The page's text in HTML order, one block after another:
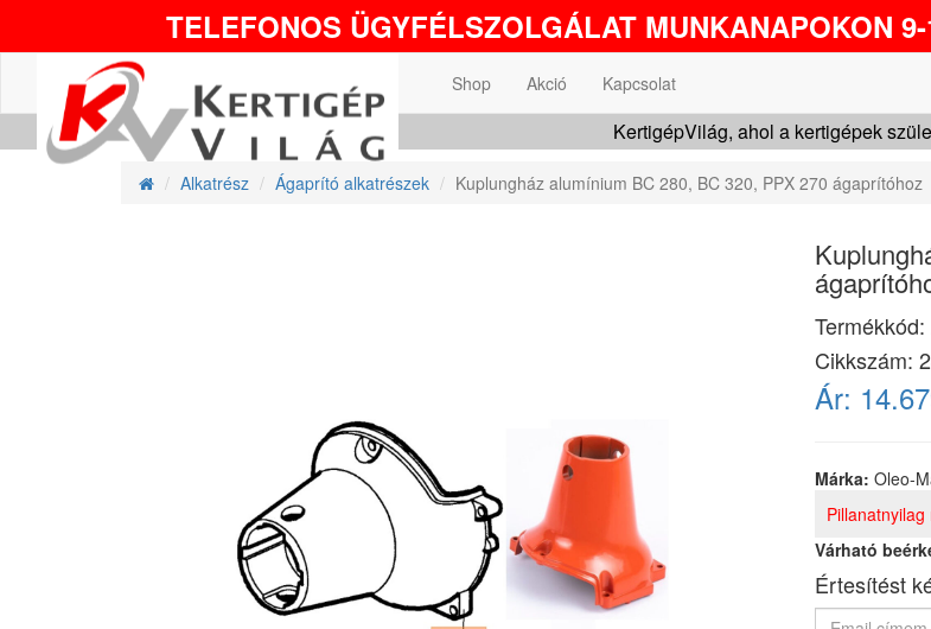
TELEFONOS ÜGYFÉLSZOLGÁLAT MUNKANAPOKON
Shop Akció Kapcsolat
KertigépVilág, ahol a kertigépek
Alkatrész Ágaprító alkatrészek Kuplungház alumínium BC 280, BC 320, PPX 270 ágaprítóhoz
Termékkód:
Cikkszám:
Ár:
Márka: Oleo-
Várható
Értesítést